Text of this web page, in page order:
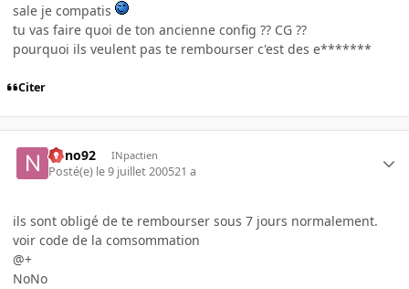
sale je compatis
tu vas faire quoi de ton ancienne config ?? CG ??
pourquoi ils veulent pas te rembourser c'est des e*******
Citer
nono92 INpactien
Posté(e) le 9 juillet 200521 a
ils sont obligé de te rembourser sous 7 jours normalement.
voir code de la comsommation
@+
NoNo